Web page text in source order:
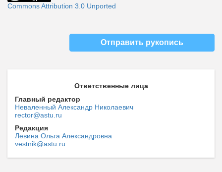
Commons Attribution 3.0 Unported
Отправить рукопись
Ответственные лица
Главный редактор
Неваленный Александр Николаевич
rector@astu.ru
Редакция
Левина Ольга Александровна
vestnik@astu.ru